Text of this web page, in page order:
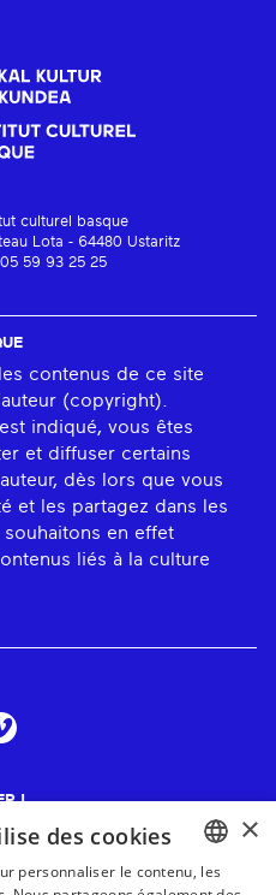
culturel basque
Lota - 64480 Ustaritz
59 93 25 25
contenus de ce site
(copyright).
indiqué, vous êtes
et diffuser certains
dès lors que vous
et les partagez dans les
en effet
liés à la culture
!
×
des cookies
personnaliser le contenu, les